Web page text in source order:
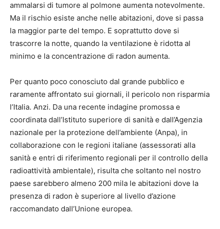
ammalarsi di tumore al polmone aumenta notevolmente.
Ma il rischio esiste anche nelle abitazioni, dove si passa
la maggior parte del tempo. E soprattutto dove si
trascorre la notte, quando la ventilazione è ridotta al
minimo e la concentrazione di radon aumenta.
Per quanto poco conosciuto dal grande pubblico e
raramente affrontato sui giornali, il pericolo non risparmia
l’Italia. Anzi. Da una recente indagine promossa e
coordinata dall’Istituto superiore di sanità e dall’Agenzia
nazionale per la protezione dell’ambiente (Anpa), in
collaborazione con le regioni italiane (assessorati alla
sanità e entri di riferimento regionali per il controllo della
radioattività ambientale), risulta che soltanto nel nostro
paese sarebbero almeno 200 mila le abitazioni dove la
presenza di radon è superiore al livello d’azione
raccomandato dall’Unione europea.